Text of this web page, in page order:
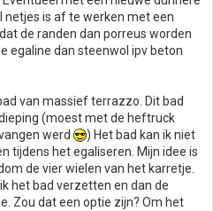
is af te werken met een
de randen dan porreus worden
egaline dan steenwol ipv beton
van massief terrazzo. Dit bad
(moest met de heftruck
werd
) Het bad kan ik niet
tijdens het egaliseren. Mijn idee is
de vier wielen van het karretje.
het bad verzetten en dan de
Zou dat een optie zijn? Om het